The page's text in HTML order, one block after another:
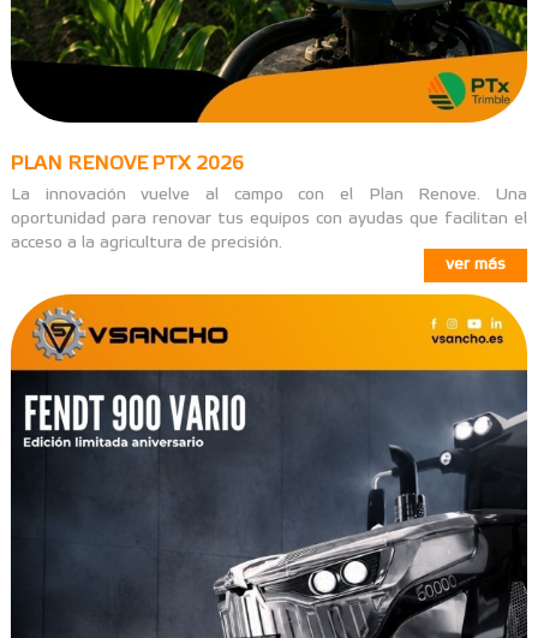
PLAN RENOVE PTX 2026
La innovación vuelve al campo con el Plan Renove. Una
oportunidad para renovar tus equipos con ayudas que facilitan el
acceso a la agricultura de precisión.
ver más